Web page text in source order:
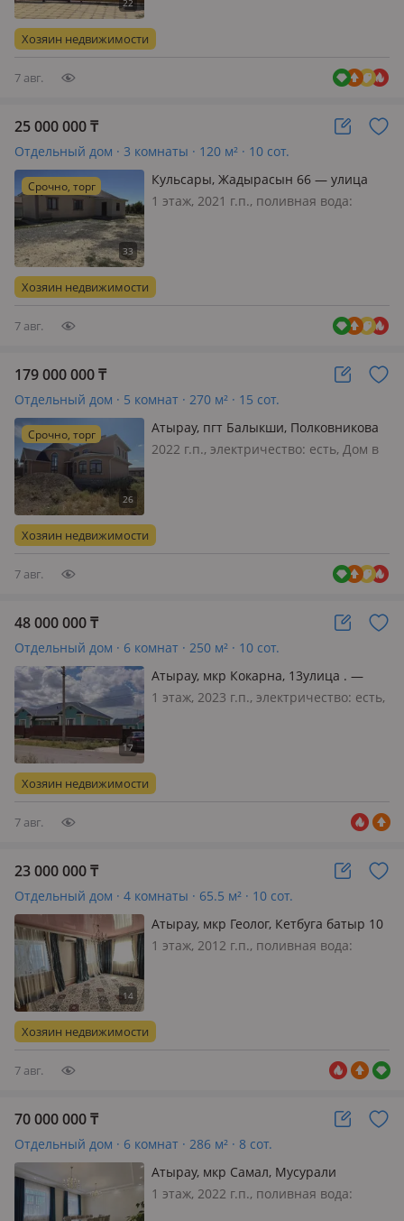
просторный 4-комнатный дом общей
площадью 196 м², построенный…
Хозяин недвижимости
7 авг.
25 000 000₸
Отдельный дом · 3 комнаты · 120 м² · 10 сот.
Срочно, торг
Кульсары, Жадырасын 66 — улица
Шыңғыстау
1 этаж, 2021 г.п., поливная вода:
САТЫЛАДЫ — 3 БӨЛМЕЛІ КЕҢ ҮЙ📍
Құлсары қаласы, Жадырасын ықшам
Хозяин недвижимости
7 авг.
179 000 000₸
Отдельный дом · 5 комнат · 270 м² · 15 сот.
Срочно, торг
Атырау, пгт Балыкши, Полковникова
2022 г.п., электричество: есть, Дом в
Спокойный район
Хозяин недвижимости
7 авг.
48 000 000₸
Отдельный дом · 6 комнат · 250 м² · 10 сот.
Атырау, мкр Кокарна, 13улица . —
Возле школы 32
1 этаж, 2023 г.п., электричество: есть,
10соток На продажу абсолютно
новый дом. Дом строилось для себя…
Хозяин недвижимости
7 авг.
23 000 000₸
Отдельный дом · 4 комнаты · 65.5 м² · 10 сот.
Атырау, мкр Геолог, Кетбуга батыр 10
1 этаж, 2012 г.п., поливная вода:
Бейнебақылау орнатылған. Интернет
бар Үйде де сырттада әжетхана бар
Хозяин недвижимости
7 авг.
70 000 000₸
Отдельный дом · 6 комнат · 286 м² · 8 сот.
Атырау, мкр Самал, Мусурали
бердиулы — Коркытов и Мусурали
1 этаж, 2022 г.п., поливная вода: